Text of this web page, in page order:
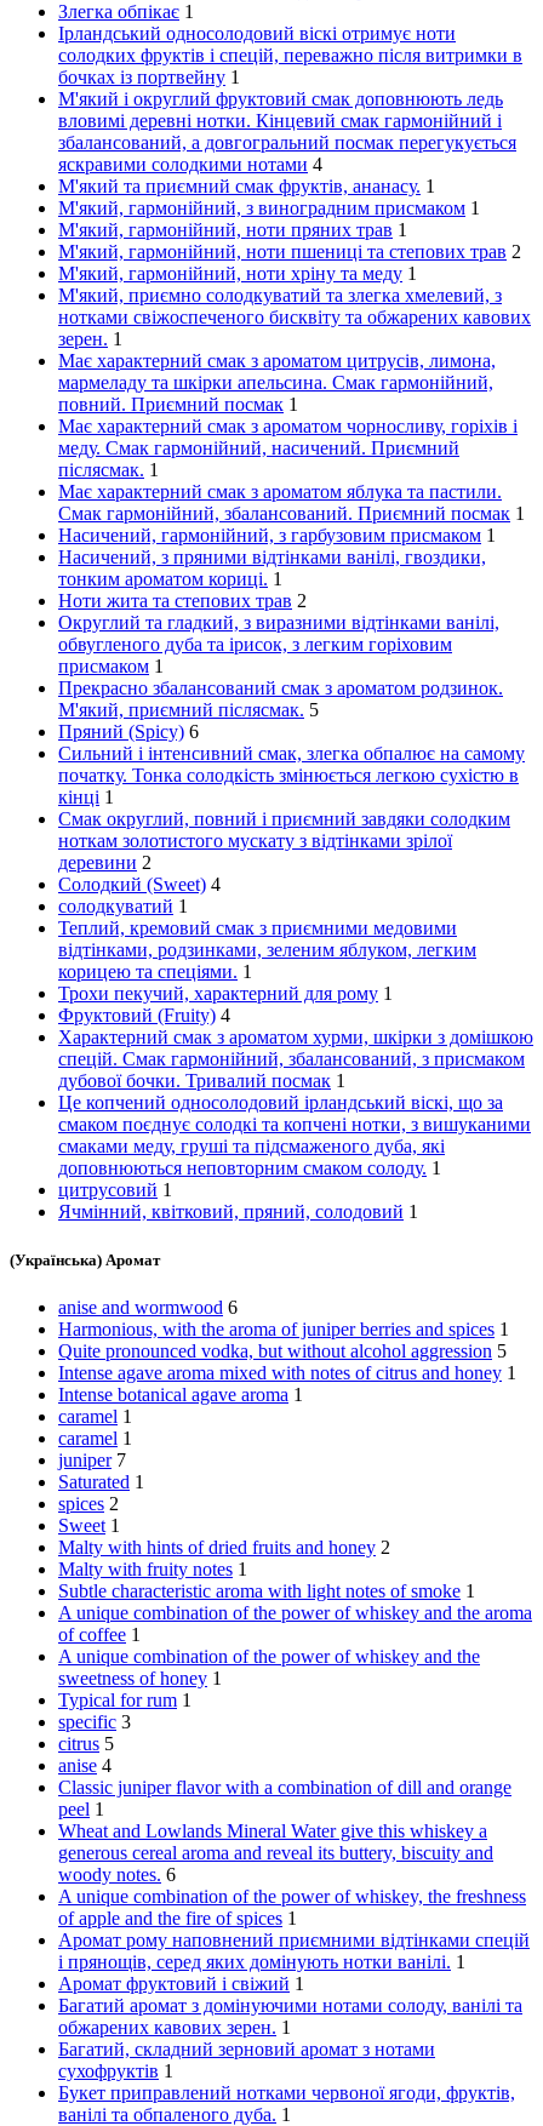
Злегка обпікає 1
Ірландський односолодовий віскі отримує ноти
солодких фруктів і спецій, переважно після витримки в
бочках із портвейну 1
М'який і округлий фруктовий смак доповнюють ледь
вловимі деревні нотки. Кінцевий смак гармонійний і
збалансований, а довгогральний посмак перегукується
яскравими солодкими нотами 4
М'який та приємний смак фруктів, ананасу. 1
М'який, гармонійний, з виноградним присмаком 1
М'який, гармонійний, ноти пряних трав 1
М'який, гармонійний, ноти пшениці та степових трав 2
М'який, гармонійний, ноти хріну та меду 1
М'який, приємно солодкуватий та злегка хмелевий, з
нотками свіжоспеченого бисквіту та обжарених кавових
зерен. 1
Має характерний смак з ароматом цитрусів, лимона,
мармеладу та шкірки апельсина. Смак гармонійний,
повний. Приємний посмак 1
Має характерний смак з ароматом чорносливу, горіхів і
меду. Смак гармонійний, насичений. Приємний
післясмак. 1
Має характерний смак з ароматом яблука та пастили.
Смак гармонійний, збалансований. Приємний посмак 1
Насичений, гармонійний, з гарбузовим присмаком 1
Насичений, з пряними відтінками ванілі, гвоздики,
тонким ароматом кориці. 1
Ноти жита та степових трав 2
Округлий та гладкий, з виразними відтінками ванілі,
обвугленого дуба та ірисок, з легким горіховим
присмаком 1
Прекрасно збалансований смак з ароматом родзинок.
М'який, приємний післясмак. 5
Пряний (Spicy) 6
Сильний і інтенсивний смак, злегка обпалює на самому
початку. Тонка солодкість змінюється легкою сухістю в
кінці 1
Смак округлий, повний і приємний завдяки солодким
ноткам золотистого мускату з відтінками зрілої
деревини 2
Солодкий (Sweet) 4
солодкуватий 1
Теплий, кремовий смак з приємними медовими
відтінками, родзинками, зеленим яблуком, легким
корицею та спеціями. 1
Трохи пекучий, характерний для рому 1
Фруктовий (Fruity) 4
Характерний смак з ароматом хурми, шкірки з домішкою
спецій. Смак гармонійний, збалансований, з присмаком
дубової бочки. Тривалий посмак 1
Це копчений односолодовий ірландський віскі, що за
смаком поєднує солодкі та копчені нотки, з вишуканими
смаками меду, груші та підсмаженого дуба, які
доповнюються неповторним смаком солоду. 1
цитрусовий 1
Ячмінний, квітковий, пряний, солодовий 1
(Українська) Аромат
anise and wormwood 6
Harmonious, with the aroma of juniper berries and spices 1
Quite pronounced vodka, but without alcohol aggression 5
Intense agave aroma mixed with notes of citrus and honey 1
Intense botanical agave aroma 1
caramel 1
caramel 1
juniper 7
Saturated 1
spices 2
Sweet 1
Malty with hints of dried fruits and honey 2
Malty with fruity notes 1
Subtle characteristic aroma with light notes of smoke 1
A unique combination of the power of whiskey and the aroma
of coffee 1
A unique combination of the power of whiskey and the
sweetness of honey 1
Typical for rum 1
specific 3
citrus 5
anise 4
Classic juniper flavor with a combination of dill and orange
peel 1
Wheat and Lowlands Mineral Water give this whiskey a
generous cereal aroma and reveal its buttery, biscuity and
woody notes. 6
A unique combination of the power of whiskey, the freshness
of apple and the fire of spices 1
Аромат рому наповнений приємними відтінками спецій
і прянощів, серед яких домінують нотки ванілі. 1
Аромат фруктовий і свіжий 1
Багатий аромат з домінуючими нотами солоду, ванілі та
обжарених кавових зерен. 1
Багатий, складний зерновий аромат з нотами
сухофруктів 1
Букет приправлений нотками червоної ягоди, фруктів,
ванілі та обпаленого дуба. 1